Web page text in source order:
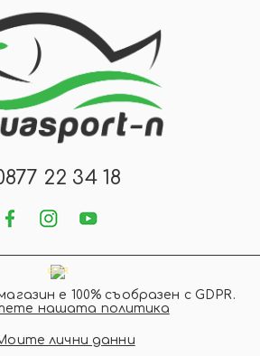
22 34 18
GDPR
е 100% съобразен с GDPR.
нашата политика
лични данни